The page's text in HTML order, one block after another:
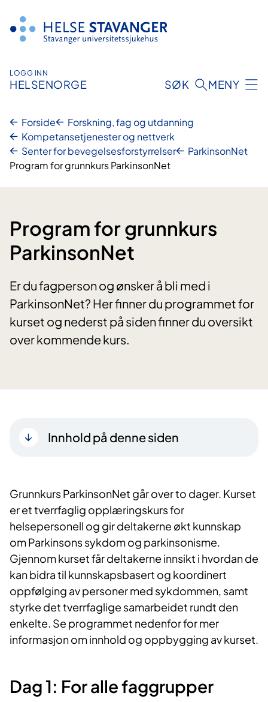
innhold
LOGG INN
HELSENORGE SØK MENY
Forside
Forskning, fag og utdanning
Kompetansetjenester og nettverk
Senter for bevegelsesforstyrrelser
ParkinsonNet
Program for grunnkurs ParkinsonNet
Program for grunnkurs
ParkinsonNet
Er du fagperson og ønsker å bli med i
ParkinsonNet? Her finner du programmet for
kurset og nederst på siden finner du oversikt
over kommende kurs.
Innhold på denne siden
Grunnkurs ParkinsonNet går over to dager. Kurset
er et tverrfaglig opplæringskurs for
helsepersonell og gir deltakerne økt kunnskap
om Parkinsons sykdom og parkinsonisme.
Gjennom kurset får deltakerne innsikt i hvordan de
kan bidra til kunnskapsbasert og koordinert
oppfølging av personer med sykdommen, samt
styrke det tverrfaglige samarbeidet rundt den
enkelte. Se programmet nedenfor for mer
informasjon om innhold og oppbygging av kurset.
Dag 1: For alle faggrupper